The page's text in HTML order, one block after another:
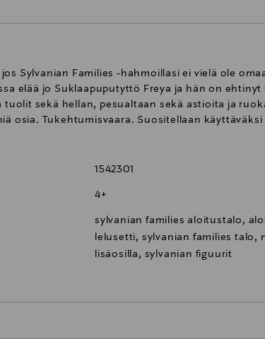
Sylvanian Families -hahmoillasi ei vielä ole
elää jo Suklaapuputyttö Freya ja hän on
sekä hellan, pesualtaan sekä astioita ja
osia. Tukehtumisvaara. Suositellaan
1542301
4+
sylvanian families aloitustalo,
lelusetti, sylvanian families
lisäosilla, sylvanian figuurit